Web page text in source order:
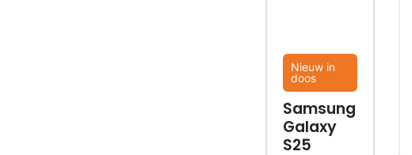
Nieuw in
doos
Samsung
Galaxy
S25